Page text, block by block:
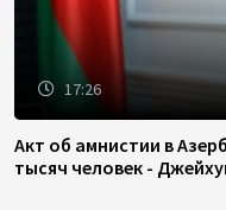
17:26
Акт об амнистии в
тысяч человек -